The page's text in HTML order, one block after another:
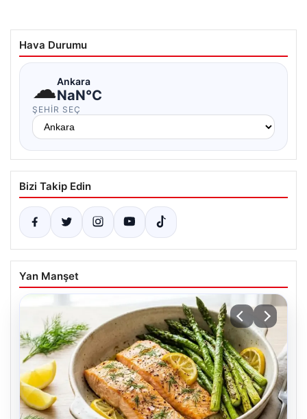
Hava Durumu
☁Ankara
NaN°C
ŞEHIR SEÇ
Bizi Takip Edin
Yan Manşet